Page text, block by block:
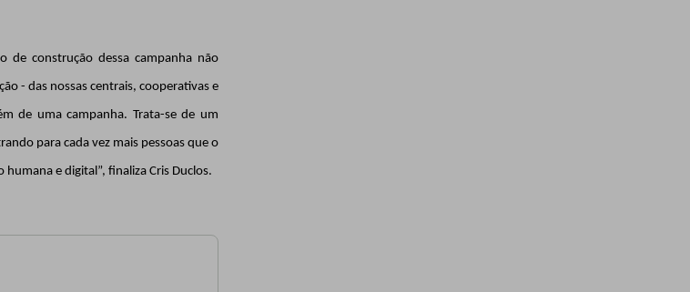
de construção dessa campanha não
- das nossas centrais, cooperativas e
de uma campanha. Trata-se de um
para cada vez mais pessoas que o
humana e digital”, finaliza Cris Duclos.